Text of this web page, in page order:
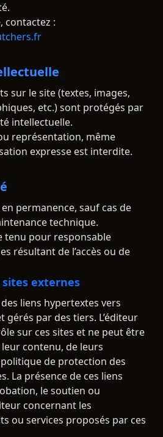
contactez :
sur le site (textes, images,
etc.) sont protégés par
intellectuelle.
représentation, même
expresse est interdite.
permanence, sauf cas de
technique.
tenu pour responsable
résultant de l’accès ou de
sites externes
liens hypertextes vers
gérés par des tiers. L’éditeur
sur ces sites et ne peut être
contenu, de leurs
de protection des
La présence de ces liens
le soutien ou
concernant les
ou services proposés par ces